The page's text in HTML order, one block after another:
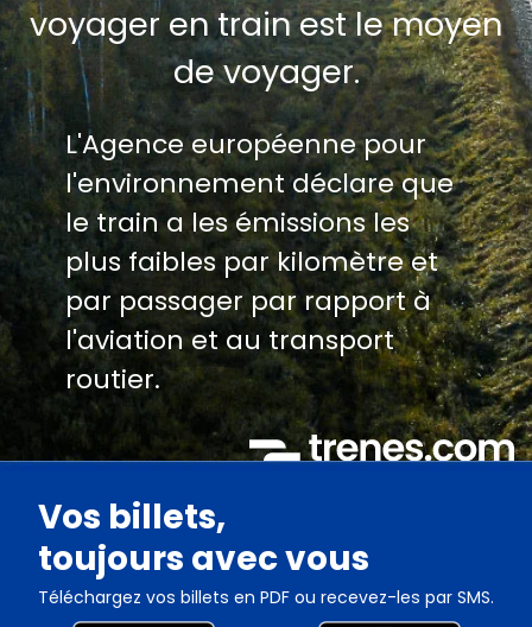
voyager en train est le moyen
de voyager.
L'Agence européenne pour
l'environnement déclare que
le train a les émissions les
plus faibles par kilomètre et
par passager par rapport à
l'aviation et au transport
routier.
Vos billets,
toujours avec vous
Téléchargez vos billets en PDF ou recevez-les par SMS.